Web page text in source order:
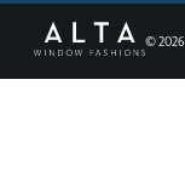
©2026